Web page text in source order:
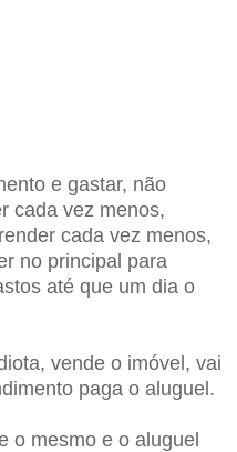
e gastar, não
cada vez menos,
cada vez menos,
no principal para
até que um dia o
vende o imóvel, vai
paga o aluguel.
o mesmo e o aluguel